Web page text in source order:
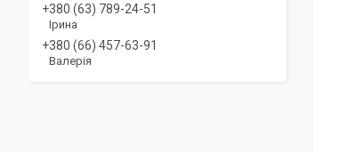
+380 (63) 789-24-51
Ірина
+380 (66) 457-63-91
Валерія